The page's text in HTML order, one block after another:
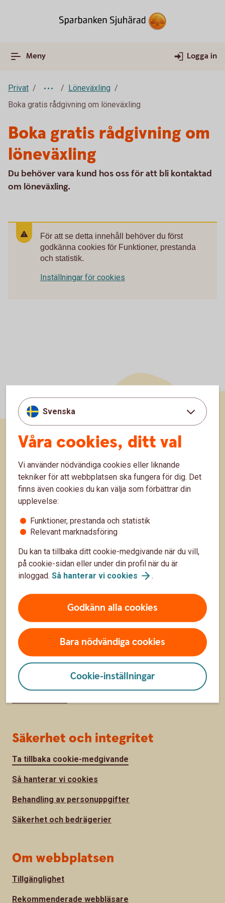
Meny Logga in
Privat
Löneväxling
Boka gratis rådgivning om löneväxling
Boka gratis rådgivning om
löneväxling
Du behöver vara kund hos oss för att bli kontaktad
om löneväxling.
För att se detta innehåll behöver du först
godkänna cookies för Funktioner, prestanda
och statistik.
Inställningar för cookies
Svenska
Våra cookies, ditt val
Vi använder nödvändiga cookies eller liknande
tekniker för att webbplatsen ska fungera för dig. Det
finns även cookies du kan välja som förbättrar din
upplevelse:
Funktioner, prestanda och statistik
Relevant marknadsföring
Du kan ta tillbaka ditt cookie-medgivande när du vill,
på cookie-sidan eller under din profil när du är
inloggad. Så hanterar vi cookies .
Godkänn alla cookies
Bara nödvändiga cookies
Cookie-inställningar
Räkna
Räkna på ränta på ränta
Räkna på månadssparande
Bolånekalkyl
Räkna ut pension
Hitta snabbt
Räntor, priser och kurser
Hitta bankkontor
Om Sparbanken Sjuhärad
Press
Säkerhet och integritet
Ta tillbaka cookie-medgivande
Så hanterar vi cookies
Behandling av personuppgifter
Säkerhet och bedrägerier
Om webbplatsen
Tillgänglighet
Rekommenderade webbläsare